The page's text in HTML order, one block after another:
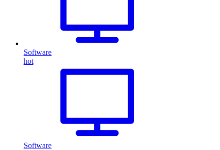
Software
hot
Software